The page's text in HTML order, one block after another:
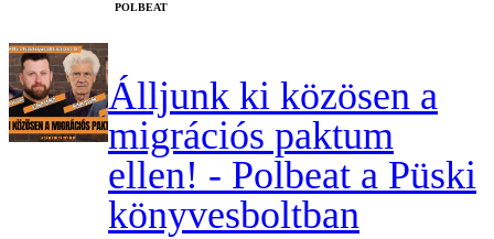
‎POLBEAT
Álljunk ki közösen a
migrációs paktum
ellen! - Polbeat a Püski
könyvesboltban